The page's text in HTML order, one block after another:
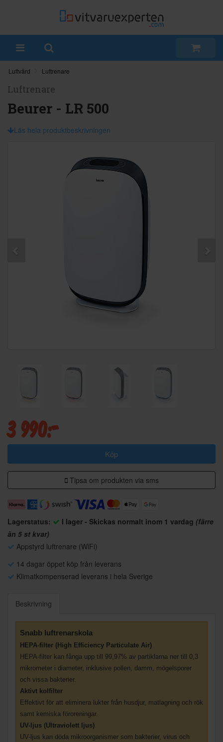
Luftvård Luftrenare
Luftrenare
Beurer - LR 500
Läs hela produktbeskrivningen
3 990:-
Köp
Tipsa om produkten via sms
Lagerstatus: I lager - Skickas normalt inom 1 vardag (färre
än 5 st kvar)
Appstyrd luftrenare (WiFi)
14 dagar öppet köp från leverans
Klimatkompenserad leverans i hela Sverige
Beskrivning
Snabb luftrenarskola
HEPA-filter (High Efficiency Particulate Air)
HEPA-filter kan fånga upp till 99,97% av partiklarna ner till 0,3
mikrometer i diameter, inklusive pollen, damm, mögelsporer
och vissa bakterier.
Aktivt kolfilter
Effektivt för att eliminera lukter från husdjur, matlagning och rök
samt kemiska föroreningar.
UV-ljus (Ultraviolett ljus)
UV-ljus kan döda mikroorganismer som bakterier, virus och